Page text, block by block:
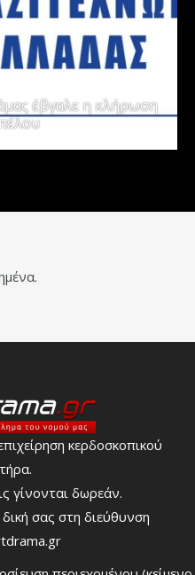
έβγαλε η κλήρωση
κερδοσκοπικού
γίνονται δωρεάν.
δική σας στη διεύθυνση